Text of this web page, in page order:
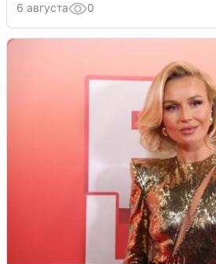
6 августа 0